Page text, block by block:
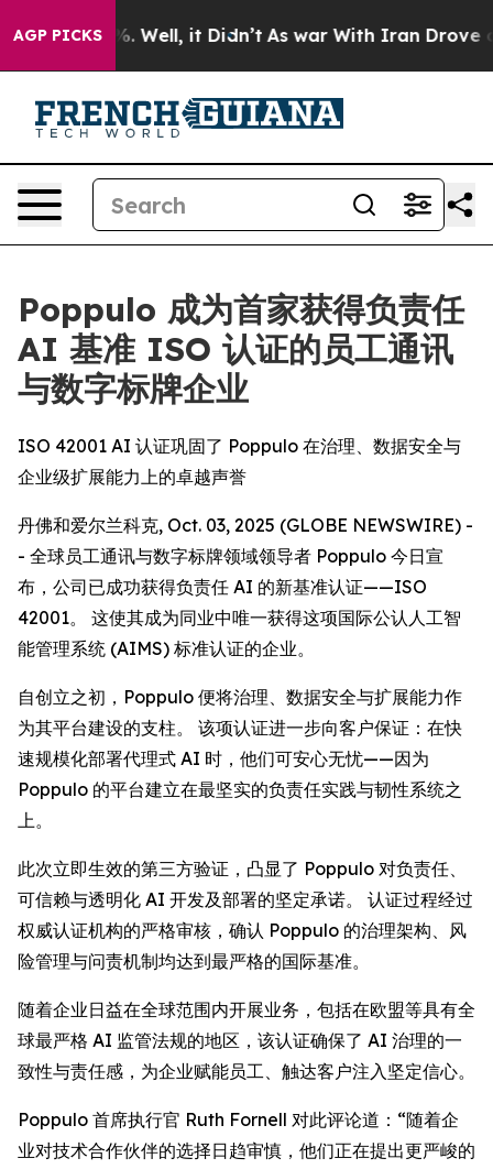
AGP PICKS40%. Well, it Didn’t As war With Iran Drove oil
Poppulo 成为首家获得负责任
AI 基准 ISO 认证的员工通讯
与数字标牌企业
ISO 42001 AI 认证巩固了 Poppulo 在治理、数据安全与
企业级扩展能力上的卓越声誉
丹佛和爱尔兰科克, Oct. 03, 2025 (GLOBE NEWSWIRE) -
- 全球员工通讯与数字标牌领域领导者 Poppulo 今日宣
布，公司已成功获得负责任 AI 的新基准认证——ISO
42001。 这使其成为同业中唯一获得这项国际公认人工智
能管理系统 (AIMS) 标准认证的企业。
自创立之初，Poppulo 便将治理、数据安全与扩展能力作
为其平台建设的支柱。 该项认证进一步向客户保证：在快
速规模化部署代理式 AI 时，他们可安心无忧——因为
Poppulo 的平台建立在最坚实的负责任实践与韧性系统之
上。
此次立即生效的第三方验证，凸显了 Poppulo 对负责任、
可信赖与透明化 AI 开发及部署的坚定承诺。 认证过程经过
权威认证机构的严格审核，确认 Poppulo 的治理架构、风
险管理与问责机制均达到最严格的国际基准。
随着企业日益在全球范围内开展业务，包括在欧盟等具有全
球最严格 AI 监管法规的地区，该认证确保了 AI 治理的一
致性与责任感，为企业赋能员工、触达客户注入坚定信心。
Poppulo 首席执行官 Ruth Fornell 对此评论道：“随着企
业对技术合作伙伴的选择日趋审慎，他们正在提出更严峻的